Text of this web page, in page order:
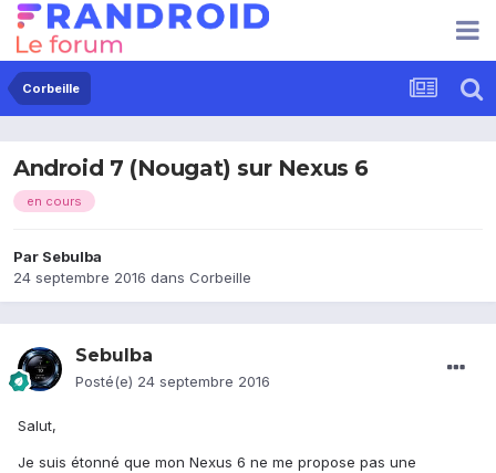
Corbeille
Android 7 (Nougat) sur Nexus 6
en cours
Par Sebulba
24 septembre 2016 dans Corbeille
Sebulba
Posté(e) 24 septembre 2016
Salut,
Je suis étonné que mon Nexus 6 ne me propose pas une